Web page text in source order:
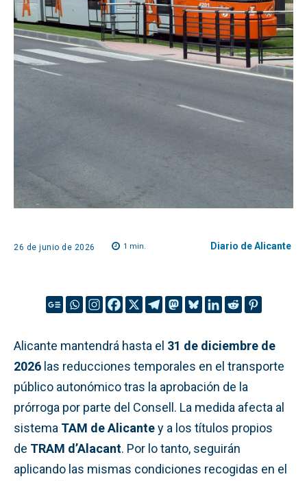
26 de junio de 2026 1 min. Diario de Alicante
Alicante mantendrá hasta el 31 de diciembre de
2026 las reducciones temporales en el transporte
público autonómico tras la aprobación de la
prórroga por parte del Consell. La medida afecta al
sistema TAM de Alicantey a los títulos propios
de TRAM d’Alacant. Por lo tanto, seguirán
aplicando las mismas condiciones recogidas en el